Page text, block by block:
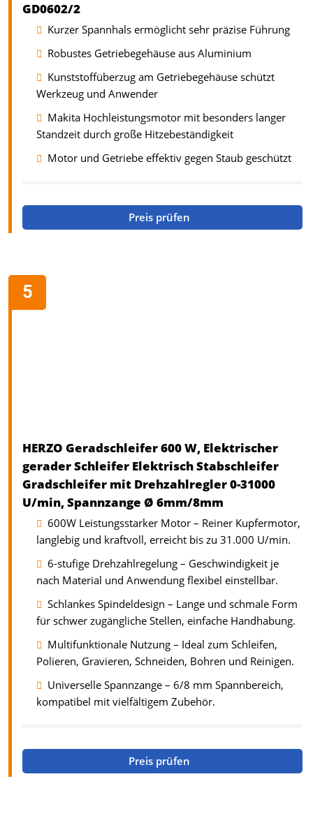
GD0602/2
Kurzer Spannhals ermöglicht sehr präzise Führung
Robustes Getriebegehäuse aus Aluminium
Kunststoffüberzug am Getriebegehäuse schützt
Werkzeug und Anwender
Makita Hochleistungsmotor mit besonders langer
Standzeit durch große Hitzebeständigkeit
Motor und Getriebe effektiv gegen Staub geschützt
Preis prüfen
HERZO Geradschleifer 600 W, Elektrischer
gerader Schleifer Elektrisch Stabschleifer
Gradschleifer mit Drehzahlregler 0-31000
U/min, Spannzange Ø 6mm/8mm
600W Leistungsstarker Motor – Reiner Kupfermotor,
langlebig und kraftvoll, erreicht bis zu 31.000 U/min.
6-stufige Drehzahlregelung – Geschwindigkeit je
nach Material und Anwendung flexibel einstellbar.
Schlankes Spindeldesign – Lange und schmale Form
für schwer zugängliche Stellen, einfache Handhabung.
Multifunktionale Nutzung – Ideal zum Schleifen,
Polieren, Gravieren, Schneiden, Bohren und Reinigen.
Universelle Spannzange – 6/8 mm Spannbereich,
kompatibel mit vielfältigem Zubehör.
Preis prüfen